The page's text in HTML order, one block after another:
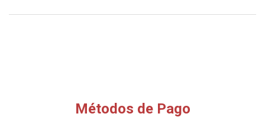
Métodos de Pago